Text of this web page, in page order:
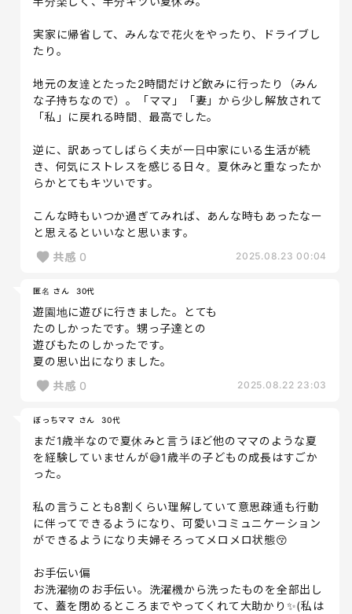
実家に帰省して、みんなで花火をやったり、ドライブし
たり。
地元の友達とたった2時間だけど飲みに行ったり（みん
な子持ちなので）。「ママ」「妻」から少し解放されて
「私」に戻れる時間、最高でした。
逆に、訳あってしばらく夫が一日中家にいる生活が続
き、何気にストレスを感じる日々。夏休みと重なったか
らかとてもキツいです。
こんな時もいつか過ぎてみれば、あんな時もあったなー
と思えるといいなと思います。
共感 0 2025.08.23 00:04
匿名 さん 30代
遊園地に遊びに行きました。とても
たのしかったです。甥っ子達との
遊びもたのしかったです。
夏の思い出になりました。
共感 0 2025.08.22 23:03
ぼっちママ さん 30代
まだ1歳半なので夏休みと言うほど他のママのような夏
を経験していませんが😅1歳半の子どもの成長はすごか
った。
私の言うことも8割くらい理解していて意思疎通も行動
に伴ってできるようになり、可愛いコミュニケーション
ができるようになり夫婦そろってメロメロ状態😚
お手伝い偏
お洗濯物のお手伝い。洗濯機から洗ったものを全部出し
て、蓋を閉めるところまでやってくれて大助かり✨(私は